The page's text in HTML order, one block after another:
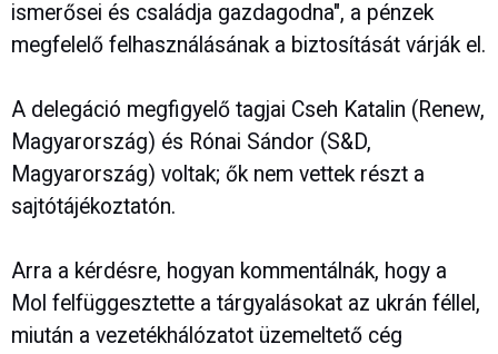
ismerősei és családja gazdagodna", a pénzek
megfelelő felhasználásának a biztosítását várják el.
A delegáció megfigyelő tagjai Cseh Katalin (Renew,
Magyarország) és Rónai Sándor (S&D,
Magyarország) voltak; ők nem vettek részt a
sajtótájékoztatón.
Arra a kérdésre, hogyan kommentálnák, hogy a
Mol felfüggesztette a tárgyalásokat az ukrán féllel,
miután a vezetékhálózatot üzemeltető cég